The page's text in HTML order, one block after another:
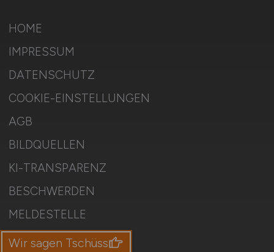
HOME
IMPRESSUM
DATENSCHUTZ
COOKIE-EINSTELLUNGEN
AGB
BILDQUELLEN
KI-TRANSPARENZ
BESCHWERDEN
MELDESTELLE
SITEMAP
Wir sagen Tschüss